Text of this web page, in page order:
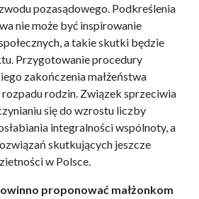
pozasądowego. Podkreślenia
nie może być inspirowanie
a takie skutki będzie
Przygotowanie procedury
zakończenia małżeństwa
rozpadu rodzin. Związek sprzeciwia
się do wzrostu liczby
integralności wspólnoty, a
skutkujących jeszcze
w Polsce.
proponować małżonkom